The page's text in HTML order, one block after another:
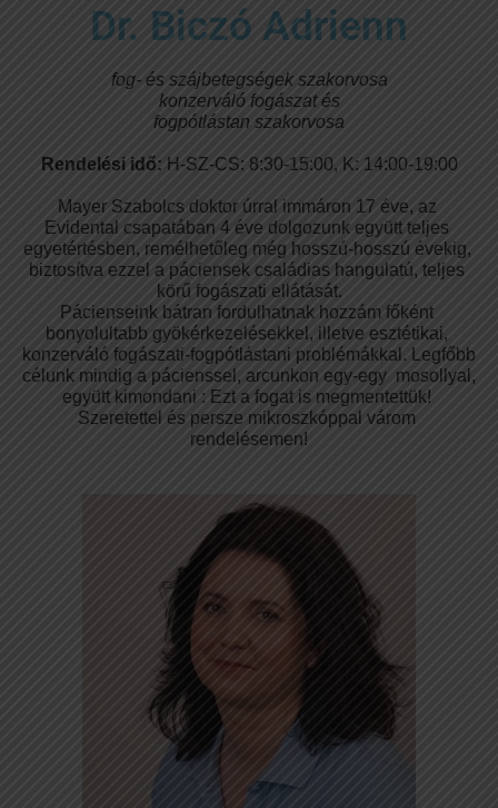
Dr. Biczó Adrienn
fog- és szájbetegségek szakorvosa
konzerváló fogászat és
fogpótlástan szakorvosa
Rendelési idő: H-SZ-CS: 8:30-15:00, K: 14:00-19:00
Mayer Szabolcs doktor úrral immáron 17 éve, az
Evidental csapatában 4 éve dolgozunk együtt teljes
egyetértésben, remélhetőleg még hosszú-hosszú évekig,
biztosítva ezzel a páciensek családias hangulatú, teljes
körű fogászati ellátását.
Pácienseink bátran fordulhatnak hozzám főként
bonyolultabb gyökérkezelésekkel, illetve esztétikai,
konzerváló fogászati-fogpótlástani problémákkal. Legfőbb
célunk mindig a pácienssel, arcunkon egy-egy  mosollyal,
együtt kimondani : Ezt a fogat is megmentettük!
Szeretettel és persze mikroszkóppal várom
rendelésemen!